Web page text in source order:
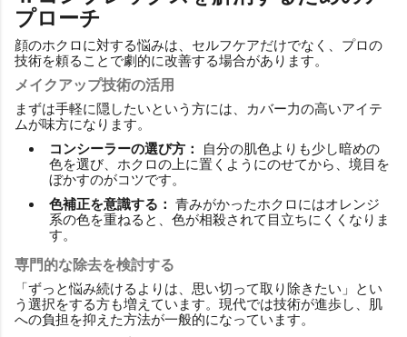
プローチ
顔のホクロに対する悩みは、セルフケアだけでなく、プロの
技術を頼ることで劇的に改善する場合があります。
メイクアップ技術の活用
まずは手軽に隠したいという方には、カバー力の高いアイテ
ムが味方になります。
コンシーラーの選び方：
自分の肌色よりも少し暗めの
色を選び、ホクロの上に置くようにのせてから、境目を
ぼかすのがコツです。
色補正を意識する： 青みがかったホクロにはオレンジ
系の色を重ねると、色が相殺されて目立ちにくくなりま
す。
専門的な除去を検討する
「ずっと悩み続けるよりは、思い切って取り除きたい」とい
う選択をする方も増えています。現代では技術が進歩し、肌
への負担を抑えた方法が一般的になっています。